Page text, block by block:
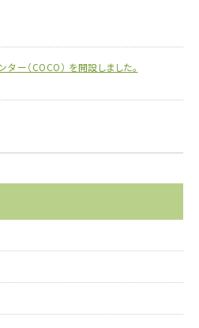
ー（COCO） を開設しました。